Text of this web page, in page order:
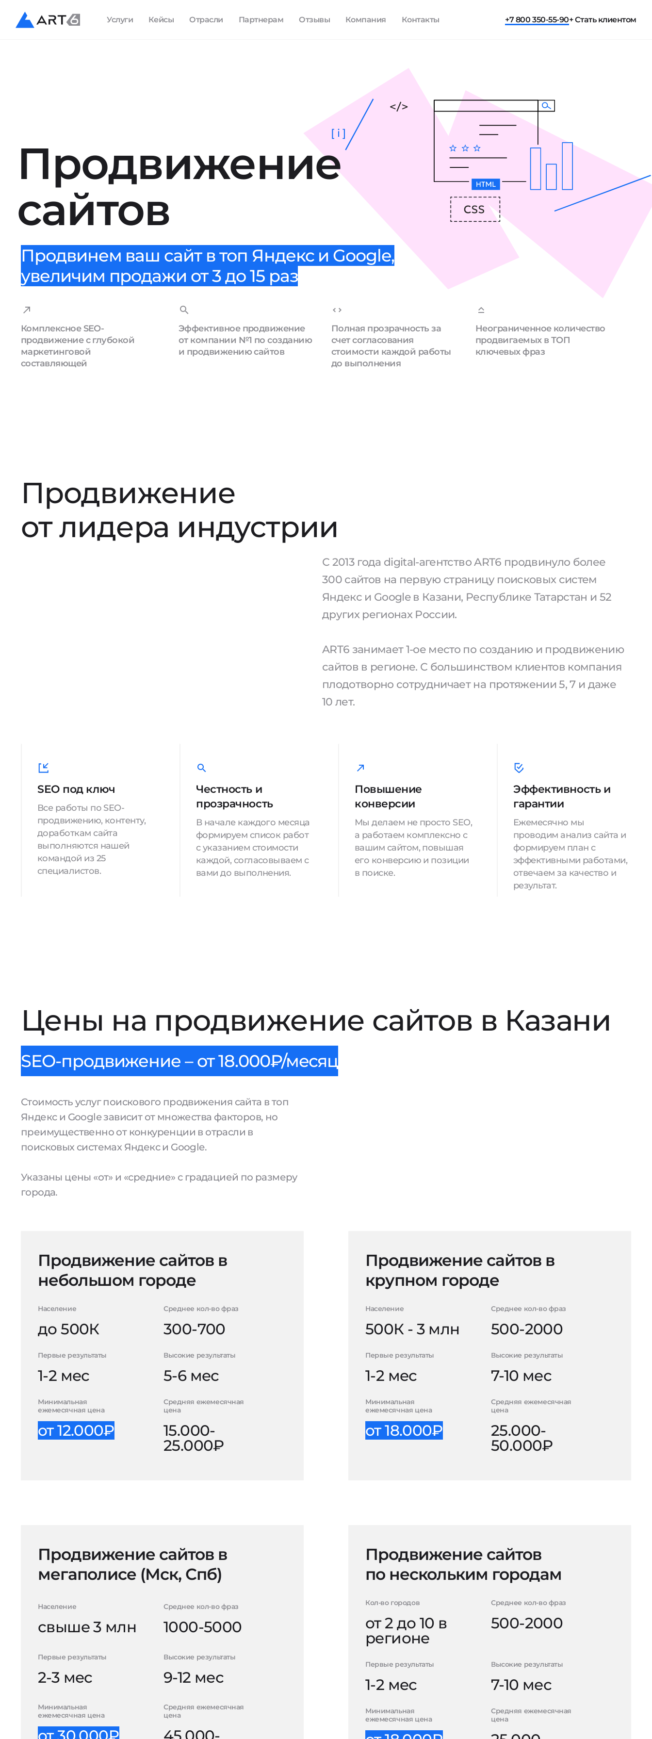
Услуги Кейсы Отрасли Партнерам Отзывы Компания Контакты +7 800 350-55-90+ Стать клиентом
Продвижение
сайтов
[ i ]
Продвинем ваш сайт в топ Яндекс и Google,
увеличим продажи от 3 до 15 раз
Комплексное SEO-
продвижение с глубокой
маркетинговой
составляющей
Эффективное продвижение
от компании №1 по созданию
и продвижению сайтов
Полная прозрачность за
счет согласования
стоимости каждой работы
до выполнения
Неограниченное количество
продвигаемых в ТОП
ключевых фраз
Продвижение
от лидера индустрии
С 2013 года digital-агентство ART6 продвинуло более
300 сайтов на первую страницу поисковых систем
Яндекс и Google в Казани, Республике Татарстан и 52
других регионах России.
ART6 занимает 1-ое место по созданию и продвижению
сайтов в регионе. С большинством клиентов компания
плодотворно сотрудничает на протяжении 5, 7 и даже
10 лет.
SEO под ключ
Все работы по SEO-
продвижению, контенту,
доработкам сайта
выполняются нашей
командой из 25
специалистов.
Честность и
прозрачность
В начале каждого месяца
формируем список работ
с указанием стоимости
каждой, согласовываем с
вами до выполнения.
Повышение
конверсии
Мы делаем не просто SEO,
а работаем комплексно с
вашим сайтом, повышая
его конверсию и позиции
в поиске.
Эффективность и
гарантии
Ежемесячно мы
проводим анализ сайта и
формируем план с
эффективными работами,
отвечаем за качество и
результат.
Цены на продвижение сайтов в Казани
SEO-продвижение – от 18.000₽/месяц
Стоимость услуг поискового продвижения сайта в топ
Яндекс и Google зависит от множества факторов, но
преимущественно от конкуренции в отрасли в
поисковых системах Яндекс и Google.
Указаны цены «от» и «средние» с градацией по размеру
города.
Продвижение сайтов в
небольшом городе
Население
до 500К
Среднее кол-во фраз
300-700
Первые результаты
1-2 мес
Высокие результаты
5-6 мес
Минимальная
ежемесячная цена
от 12.000₽
Средняя ежемесячная
цена
15.000-
25.000₽
Продвижение сайтов в
крупном городе
Население
500К - 3 млн
Среднее кол-во фраз
500-2000
Первые результаты
1-2 мес
Высокие результаты
7-10 мес
Минимальная
ежемесячная цена
от 18.000₽
Средняя ежемесячная
цена
25.000-
50.000₽
Продвижение сайтов в
мегаполисе (Мск, Спб)
Население
свыше 3 млн
Среднее кол-во фраз
1000-5000
Первые результаты
2-3 мес
Высокие результаты
9-12 мес
Минимальная
ежемесячная цена
Средняя ежемесячная
цена
Продвижение сайтов
по нескольким городам
Кол-во городов
от 2 до 10 в
регионе
Среднее кол-во фраз
500-2000
Первые результаты
1-2 мес
Высокие результаты
7-10 мес
Минимальная
ежемесячная цена
Средняя ежемесячная
цена